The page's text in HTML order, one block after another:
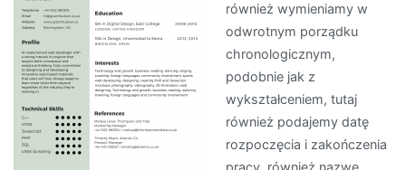
również wymieniamy w
odwrotnym porządku
chronologicznym,
podobnie jak z
wykształceniem, tutaj
również podajemy datę
rozpoczęcia i zakończenia